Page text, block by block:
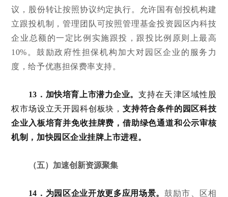
议，股份转让按照协议约定执行。允许国有创投机构建
立跟投机制，管理团队可按照管理基金投资园区内科技
企业总额的一定比例实施跟投，跟投比例原则上最高
10%。鼓励政府性担保机构加大对园区企业的服务力
度，给予优惠担保费率支持。
13．加快培育上市潜力企业。支持在天津区域性股
权市场设立天开园科创板块， 支持符合条件的园区科技
企业入板培育并免收挂牌费，借助绿色通道和公示审核
机制，加快园区企业挂牌上市进程。
（五）加速创新资源聚集
14．为园区企业开放更多应用场景。鼓励市、区相